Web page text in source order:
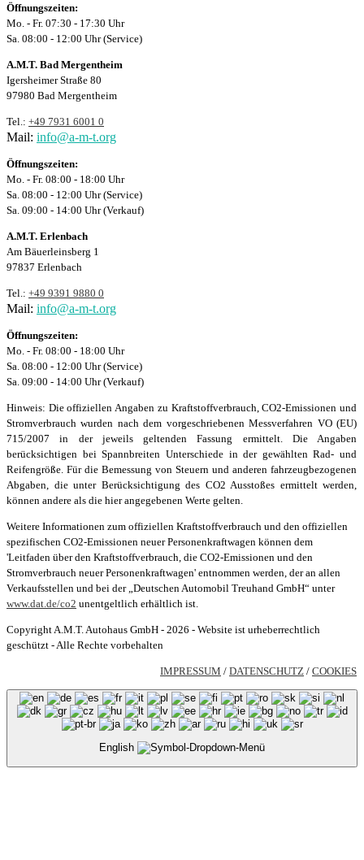
Öffnungszeiten:
Mo. - Fr. 07:30 - 17:30 Uhr
Sa. 08:00 - 12:00 Uhr (Service)
A.M.T. Bad Mergentheim
Igersheimer Straße 80
97980 Bad Mergentheim
Tel.: +49 7931 6001 0
Mail: info@a-m-t.org
Öffnungszeiten:
Mo. - Fr. 08:00 - 18:00 Uhr
Sa. 08:00 - 12:00 Uhr (Service)
Sa. 09:00 - 14:00 Uhr (Verkauf)
A.M.T. Erlenbach
Am Bäuerleinsberg 1
97837 Erlenbach
Tel.: +49 9391 9880 0
Mail: info@a-m-t.org
Öffnungszeiten:
Mo. - Fr. 08:00 - 18:00 Uhr
Sa. 08:00 - 12:00 Uhr (Service)
Sa. 09:00 - 14:00 Uhr (Verkauf)
Hinweis: Die offiziellen Angaben zu Kraftstoffverbrauch, CO2-Emissionen und
Stromverbrauch wurden nach dem vorgeschriebenen Messverfahren VO (EU)
715/2007 in der jeweils geltenden Fassung ermittelt. Die Angaben
berücksichtigen bei Spannbreiten Unterschiede in der gewählten Rad- und
Reifengröße. Für die Bemessung von Steuern und anderen fahrzeugbezogenen
Abgaben, die unter Berücksichtigung des CO2 Ausstoßes ermittelt werden,
können andere als die hier angegebenen Werte gelten.
Weitere Informationen zum offiziellen Kraftstoffverbrauch und den offiziellen
spezifischen CO2-Emissionen neuer Personenkraftwagen können dem
'Leitfaden über den Kraftstoffverbrauch, die CO2-Emissionen und den
Stromverbrauch neuer Personenkraftwagen' entnommen werden, der an allen
Verkaufsstellen und bei der „Deutschen Automobil Treuhand GmbH“ unter
www.dat.de/co2 unentgeltlich erhältlich ist.
Copyright A.M.T. Autohaus GmbH - 2026 - Website ist urheberrechtlich
geschützt - Alle Rechte vorbehalten
IMPRESSUM / DATENSCHUTZ / COOKIES
English